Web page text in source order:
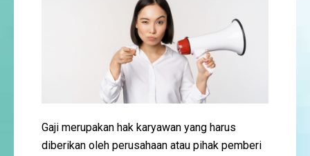
Gaji merupakan hak karyawan yang harus
diberikan oleh perusahaan atau pihak pemberi